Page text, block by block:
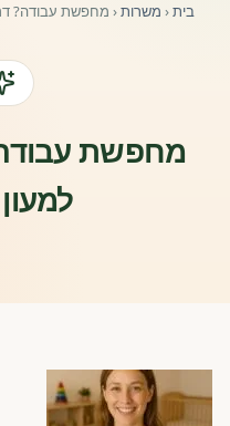
השתלמויות וקורסים לגננות ולצוותי
בית‹ משרות‹ מחפשת עבודה?
מחפשת